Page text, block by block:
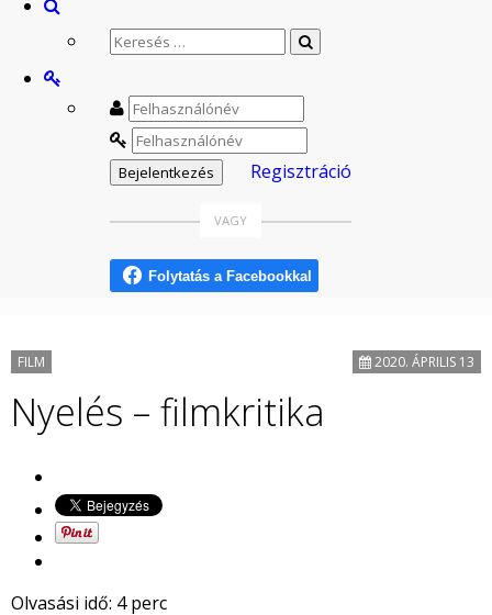
Regisztráció
FILM 2020. ÁPRILIS 13
Nyelés – filmkritika
Olvasási idő: 4 perc